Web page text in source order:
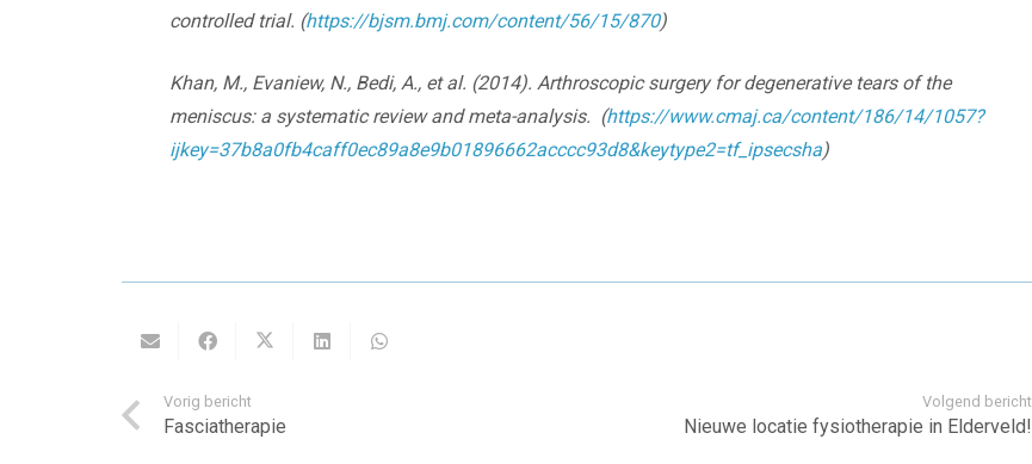
controlled trial. (https://bjsm.bmj.com/content/56/15/870)
Khan, M., Evaniew, N., Bedi, A., et al. (2014). Arthroscopic surgery for degenerative tears of the
meniscus: a systematic review and meta-analysis. (https://www.cmaj.ca/content/186/14/1057?
ijkey=37b8a0fb4caff0ec89a8e9b01896662acccc93d8&keytype2=tf_ipsecsha)
Vorig bericht
Fasciatherapie
Volgend bericht
Nieuwe locatie fysiotherapie in Elderveld!